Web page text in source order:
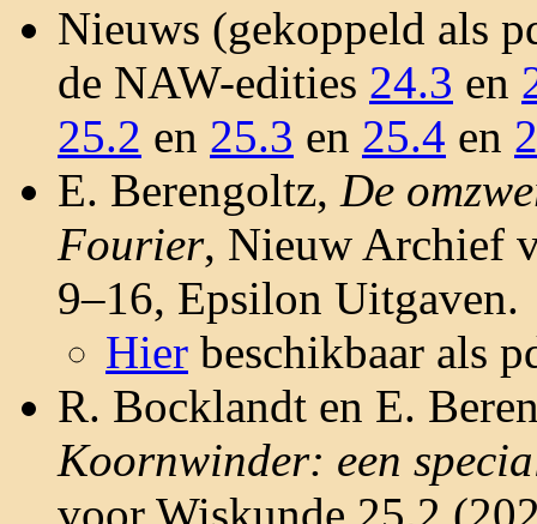
Nieuws (gekoppeld als
de NAW-edities 24.3 en
25.2 en 25.3 en 25.4 en
E. Berengoltz, De
Fourier, Nieuw Archief
9–16, Epsilon Uitgaven.
Hier beschikbaar als
R. Bocklandt en E.
Koornwinder: een
voor Wiskunde 25.2